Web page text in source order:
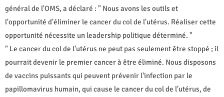
général de l'OMS, a déclaré : " Nous avons les outils et
l'opportunité d'éliminer le cancer du col de l'utérus. Réaliser cette
opportunité nécessite un leadership politique déterminé. "
" Le cancer du col de l'utérus ne peut pas seulement être stoppé ; il
pourrait devenir le premier cancer à être éliminé. Nous disposons
de vaccins puissants qui peuvent prévenir l'infection par le
papillomavirus humain, qui cause le cancer du col de l'utérus, de